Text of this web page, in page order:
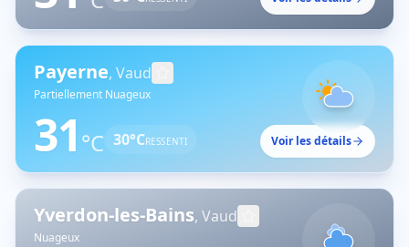
Payerne, Vaud
Partiellement Nuageux
31 °C 30°CRESSENTI Voir les détails
Yverdon-les-Bains, Vaud
Nuageux